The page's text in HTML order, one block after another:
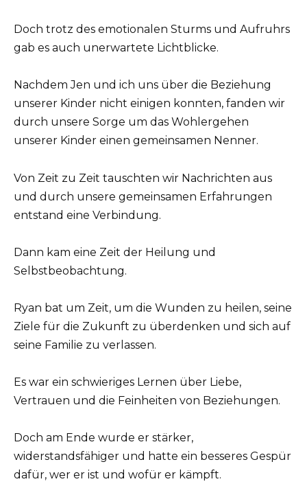
Doch trotz des emotionalen Sturms und Aufruhrs
gab es auch unerwartete Lichtblicke.
Nachdem Jen und ich uns über die Beziehung
unserer Kinder nicht einigen konnten, fanden wir
durch unsere Sorge um das Wohlergehen
unserer Kinder einen gemeinsamen Nenner.
Von Zeit zu Zeit tauschten wir Nachrichten aus
und durch unsere gemeinsamen Erfahrungen
entstand eine Verbindung.
Dann kam eine Zeit der Heilung und
Selbstbeobachtung.
Ryan bat um Zeit, um die Wunden zu heilen, seine
Ziele für die Zukunft zu überdenken und sich auf
seine Familie zu verlassen.
Es war ein schwieriges Lernen über Liebe,
Vertrauen und die Feinheiten von Beziehungen.
Doch am Ende wurde er stärker,
widerstandsfähiger und hatte ein besseres Gespür
dafür, wer er ist und wofür er kämpft.